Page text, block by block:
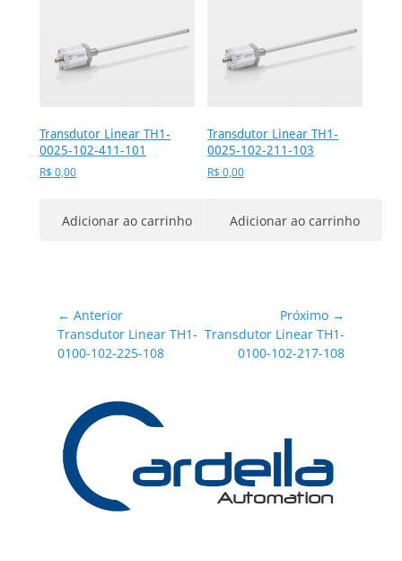
Transdutor Linear TH1-
0025-102-411-101
R$ 0,00
Adicionar ao carrinho
Transdutor Linear TH1-
0025-102-211-103
R$ 0,00
Adicionar ao carrinho
Navegação
de
Post
← Anterior
Post
anterior:
Transdutor Linear TH1-
0100-102-225-108
Próximo →
Próximo
Transdutor Linear TH1-
0100-102-217-108